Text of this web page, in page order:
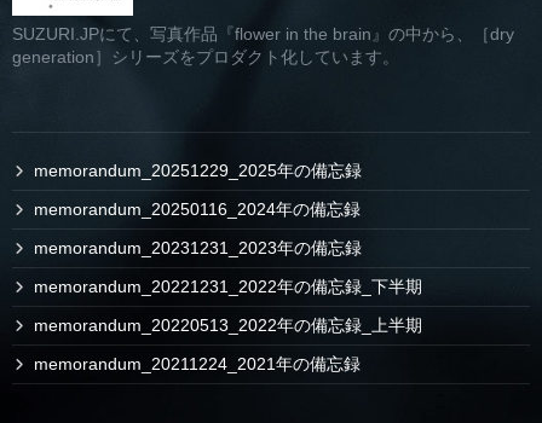
SUZURI.JPにて、写真作品『flower in the brain』の中から、［dry
generation］シリーズをプロダクト化しています。
memorandum_20251229_2025年の備忘録
memorandum_20250116_2024年の備忘録
memorandum_20231231_2023年の備忘録
memorandum_20221231_2022年の備忘録_下半期
memorandum_20220513_2022年の備忘録_上半期
memorandum_20211224_2021年の備忘録